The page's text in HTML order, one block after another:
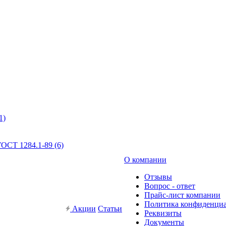
1284.1-89 (6)
Акции Статьи
О компании
Отзывы
Вопрос - ответ
Прайс-лист компании
Политика
Реквизиты
Документы